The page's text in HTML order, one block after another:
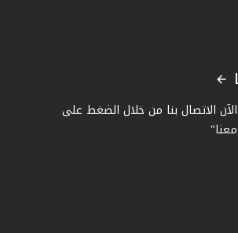
الاتصال بنا من خلال الضغط على